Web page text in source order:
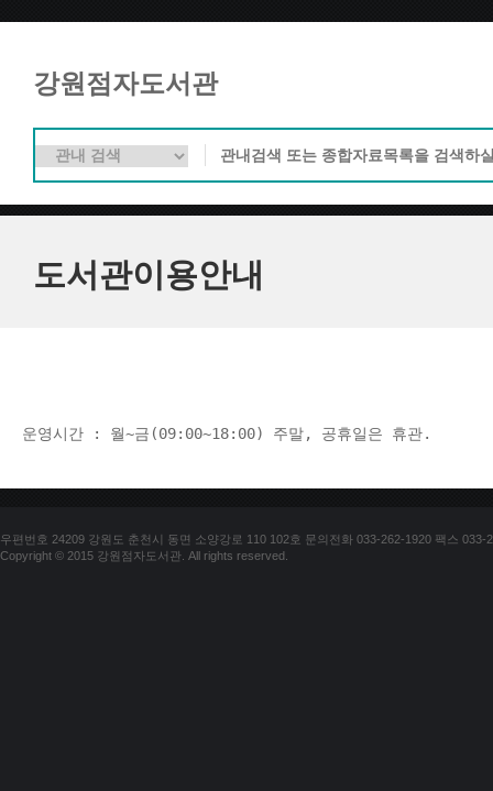
강원점자도서관
도서관이용안내
운영시간 : 월~금(09:00~18:00) 주말, 공휴일은 휴관.
우편번호 24209 강원도 춘천시 동면 소양강로 110 102호 문의전화 033-262-1920 팩스 033-
Copyright © 2015 강원점자도서관. All rights reserved.